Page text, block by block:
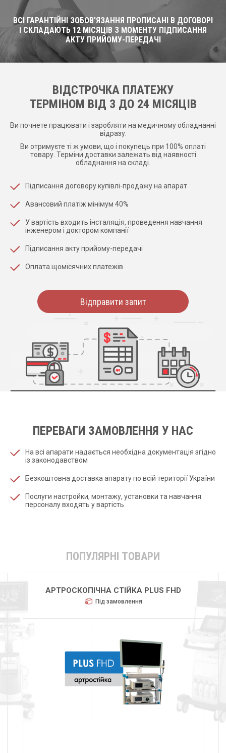
ВСІ ГАРАНТІЙНІ ЗОБОВ'ЯЗАННЯ ПРОПИСАНІ В ДОГОВОРІ
І СКЛАДАЮТЬ 12 МІСЯЦІВ З МОМЕНТУ ПІДПИСАННЯ
АКТУ ПРИЙОМУ-ПЕРЕДАЧІ
ВІДСТРОЧКА ПЛАТЕЖУ
ТЕРМІНОМ ВІД 3 ДО 24 МІСЯЦІВ
Ви почнете працювати і заробляти на медичному обладнанні
відразу.
Ви отримуєте ті ж умови, що і покупець при 100% оплаті
товару. Терміни доставки залежать від наявності
обладнання на складі.
Підписання договору купівлі-продажу на апарат
Авансовий платіж мінімум 40%
У вартість входить інсталяція, проведення навчання
інженером і доктором компанії
Підписання акту прийому-передачі
Оплата щомісячних платежів
Відправити запит
ПЕРЕВАГИ ЗАМОВЛЕННЯ У НАС
На всі апарати надається необхідна документація згідно
із законодавством
Безкоштовна доставка апарату по всій території України
Послуги настройки, монтажу, установки та навчання
персоналу входять у вартість
ПОПУЛЯРНІ ТОВАРИ
АРТРОСКОПІЧНА СТІЙКА PLUS FHD
Під замовлення